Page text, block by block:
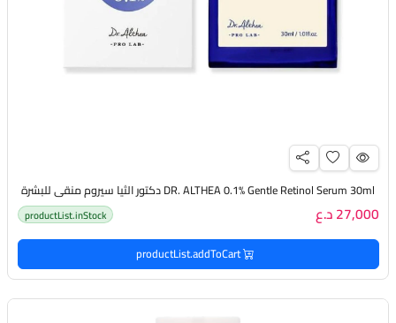
DR. ALTHEA 0.1% Gentle Retinol Serum 30ml دكتور الثيا سيروم منقي للبشرة
27,000 د.ع productList.inStock
productList.addToCart